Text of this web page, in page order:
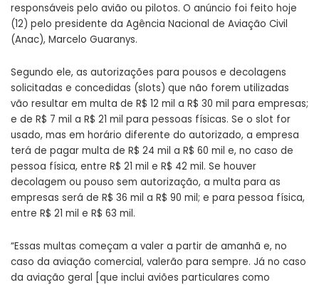
responsáveis pelo avião ou pilotos. O anúncio foi feito hoje
(12) pelo presidente da Agência Nacional de Aviação Civil
(Anac), Marcelo Guaranys.
Segundo ele, as autorizações para pousos e decolagens
solicitadas e concedidas (slots) que não forem utilizadas
vão resultar em multa de R$ 12 mil a R$ 30 mil para empresas;
e de R$ 7 mil a R$ 21 mil para pessoas físicas. Se o slot for
usado, mas em horário diferente do autorizado, a empresa
terá de pagar multa de R$ 24 mil a R$ 60 mil e, no caso de
pessoa física, entre R$ 21 mil e R$ 42 mil. Se houver
decolagem ou pouso sem autorização, a multa para as
empresas será de R$ 36 mil a R$ 90 mil; e para pessoa física,
entre R$ 21 mil e R$ 63 mil.
“Essas multas começam a valer a partir de amanhã e, no
caso da aviação comercial, valerão para sempre. Já no caso
da aviação geral [que inclui aviões particulares como